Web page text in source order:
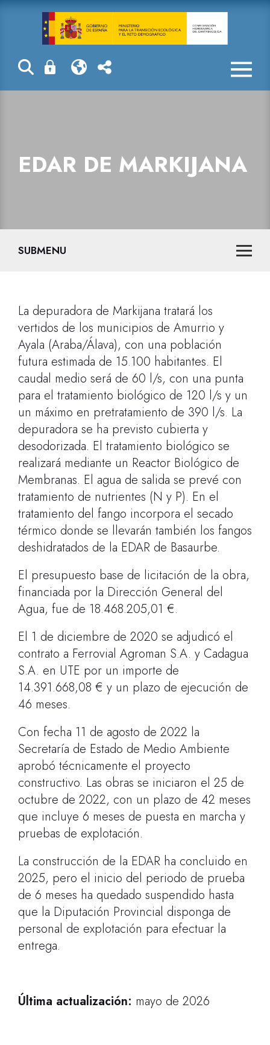
EDAR de
EDAR DE MARKIJANA
SUBMENU
La depuradora de Markijana tratará los
vertidos de los municipios de Amurrio y
Ayala (Araba/Álava), con una población
futura estimada de 15.100 habitantes. El
caudal medio será de 60 l/s, con una punta
para el tratamiento biológico de 120 l/s y un
un máximo en pretratamiento de 390 l/s. La
depuradora se ha previsto cubierta y
desodorizada. El tratamiento biológico se
realizará mediante un Reactor Biológico de
Membranas. El agua de salida se prevé con
tratamiento de nutrientes (N y P). En el
tratamiento del fango incorpora el secado
térmico donde se llevarán también los fangos
deshidratados de la EDAR de Basaurbe.
El presupuesto base de licitación de la obra,
financiada por la Dirección General del
Agua, fue de 18.468.205,01 €.
El 1 de diciembre de 2020 se adjudicó el
contrato a Ferrovial Agroman S.A. y Cadagua
S.A. en UTE por un importe de
14.391.668,08 € y un plazo de ejecución de
46 meses.
Con fecha 11 de agosto de 2022 la
Secretaría de Estado de Medio Ambiente
aprobó técnicamente el proyecto
constructivo. Las obras se iniciaron el 25 de
octubre de 2022, con un plazo de 42 meses
que incluye 6 meses de puesta en marcha y
pruebas de explotación.
La construcción de la EDAR ha concluido en
2025, pero el inicio del periodo de prueba
de 6 meses ha quedado suspendido hasta
que la Diputación Provincial disponga de
personal de explotación para efectuar la
entrega.
Última actualización: mayo de 2026